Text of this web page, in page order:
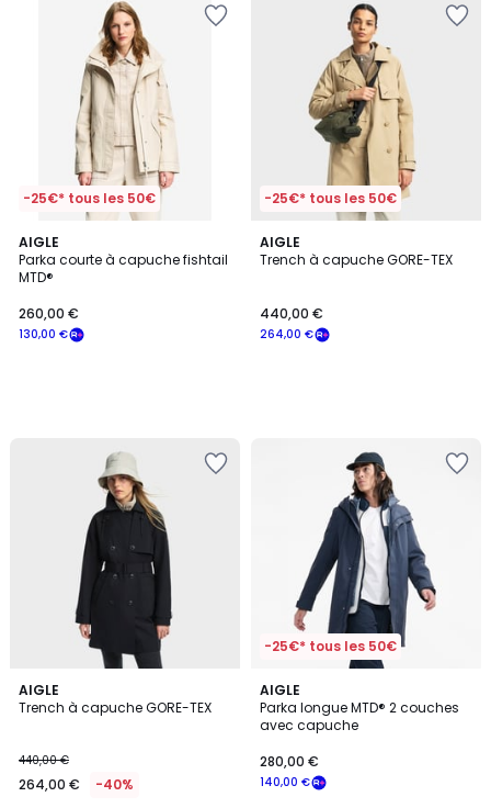
-25€* tous les 50€
AIGLE
Parka courte à capuche fishtail
MTD®
130,00 €
260,00 €
-25€* tous les 50€
AIGLE
Trench à capuche GORE-TEX
264,00 €
440,00 €
AIGLE
Trench à capuche GORE-TEX
440,00 €
264,00 € -40%
2
Couleurs
-25€* tous les 50€
AIGLE
Parka longue MTD® 2 couches
avec capuche
140,00 €
280,00 €
2
Couleurs